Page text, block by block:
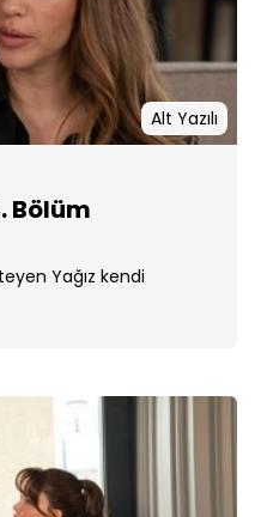
Alt Yazılı
Bölüm
Yağız kendi